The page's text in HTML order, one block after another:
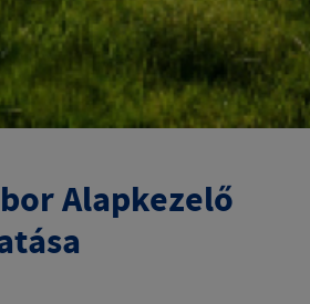
Alapkezelő